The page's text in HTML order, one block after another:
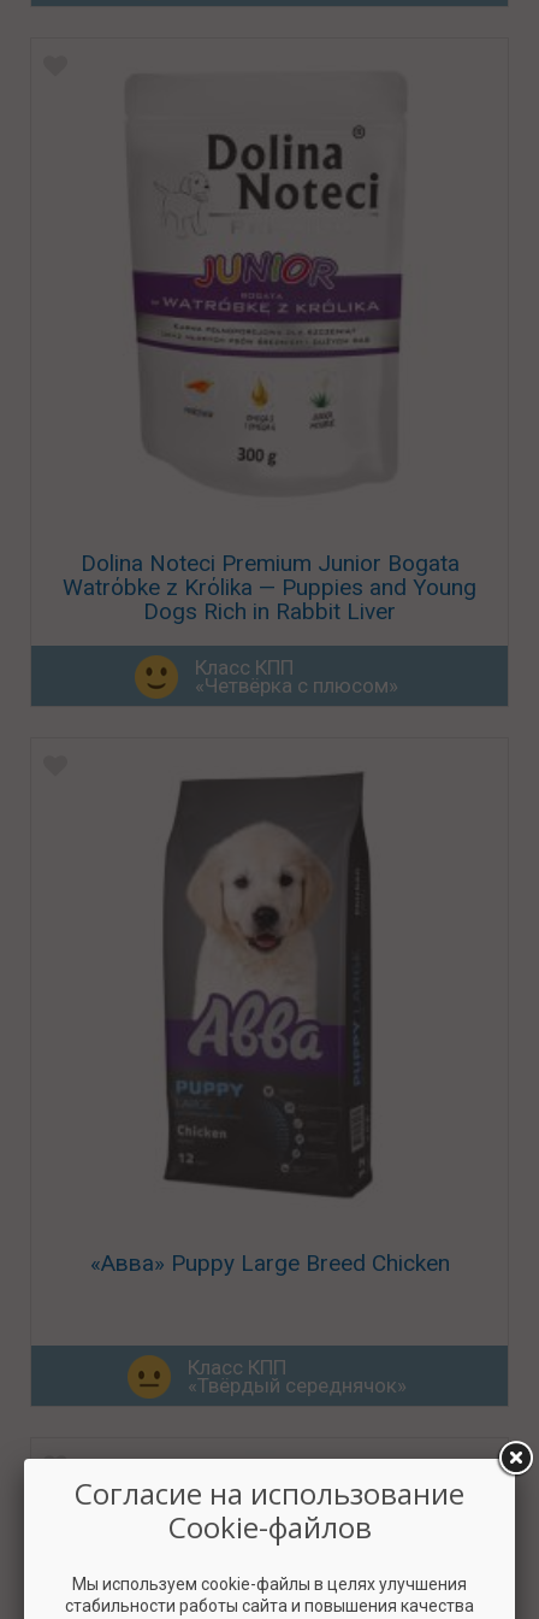
Dolina Noteci Premium Junior Bogata
Watrόbke z Krόlika — Puppies and Young
Dogs Rich in Rabbit Liver
Класс КПП
«Четвёрка с плюсом»
«Авва» Puppy Large Breed Chicken
Класс КПП
«Твёрдый середнячок»
Согласие на использование
Cookie-файлов
Мы используем cookie-файлы в целях улучшения
стабильности работы сайта и повышения качества